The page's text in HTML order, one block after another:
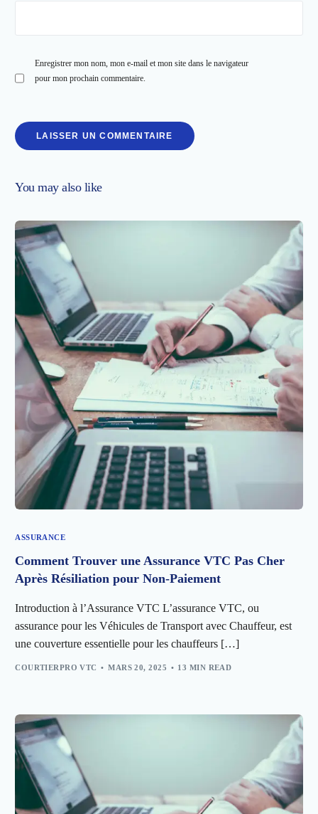
Enregistrer mon nom, mon e-mail et mon site dans le navigateur
pour mon prochain commentaire.
You may also like
ASSURANCE
Comment Trouver une Assurance VTC Pas Cher
Après Résiliation pour Non-Paiement
Introduction à l’Assurance VTC L’assurance VTC, ou
assurance pour les Véhicules de Transport avec Chauffeur, est
une couverture essentielle pour les chauffeurs […]
COURTIERPRO VTC MARS 20, 2025 13 MIN READ